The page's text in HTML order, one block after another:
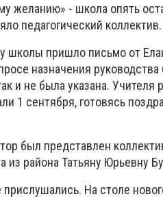
желанию» - школа опять
педагогический коллектив.
школы пришло письмо от
назначения
и не была указана. Учителя
1 сентября, готовясь
был представлен
из района Татьяну Юрьевну
На столе